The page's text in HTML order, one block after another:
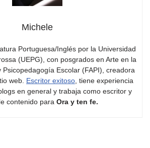
Michele
Portuguesa/Inglés por la Universidad
(UEPG), con posgrados en Arte en la
Psicopedagogía Escolar (FAPI), creadora
web. Escritor exitoso , tiene experiencia
en general y trabaja como escritor y
contenido para Ora y ten fe.